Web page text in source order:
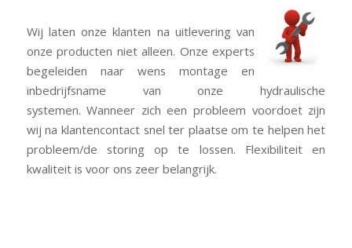
Wij laten onze klanten na uitlevering van
onze producten niet alleen. Onze experts
begeleiden naar wens montage en
inbedrijfsname van onze hydraulische
systemen. Wanneer zich een probleem voordoet zijn
wij na klantencontact snel ter plaatse om te helpen het
probleem/de storing op te lossen. Flexibiliteit en
kwaliteit is voor ons zeer belangrijk.